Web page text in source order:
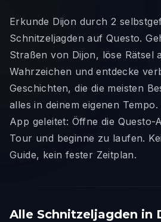
Erkunde Dijon durch 2
Schnitzeljagden auf Questo.
Straßen von Dijon, löse Rätsel
Wahrzeichen und entdecke
Geschichten, die die meisten
alles in deinem eigenen
App geleitet: Öffne die Questo-
Tour und beginne zu laufen.
Guide, kein fester Zeitplan.
Alle Schnitzeljagden in